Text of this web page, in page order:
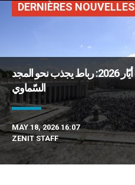
DERNIÈRES NOUVELLES
عناوين نشرة الاثنين 18 أيّار 2026: رباط يجذب نحو المجد
السّماوي
MAY 18, 2026 16:07
ZENIT STAFF